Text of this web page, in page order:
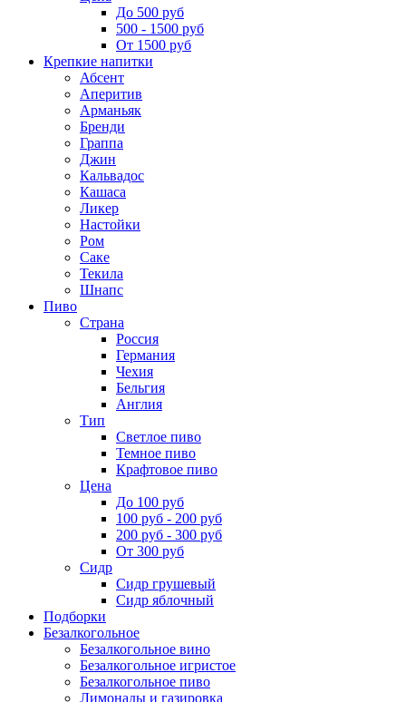
До 500 руб
500 - 1500 руб
От 1500 руб
Крепкие напитки
Абсент
Аперитив
Арманьяк
Бренди
Граппа
Джин
Кальвадос
Кашаса
Ликер
Настойки
Ром
Саке
Текила
Шнапс
Пиво
Страна
Россия
Германия
Чехия
Бельгия
Англия
Тип
Светлое пиво
Темное пиво
Крафтовое пиво
Цена
До 100 руб
100 руб - 200 руб
200 руб - 300 руб
От 300 руб
Сидр
Сидр грушевый
Сидр яблочный
Подборки
Безалкогольное
Безалкогольное вино
Безалкогольное игристое
Безалкогольное пиво
Лимонады и газировка